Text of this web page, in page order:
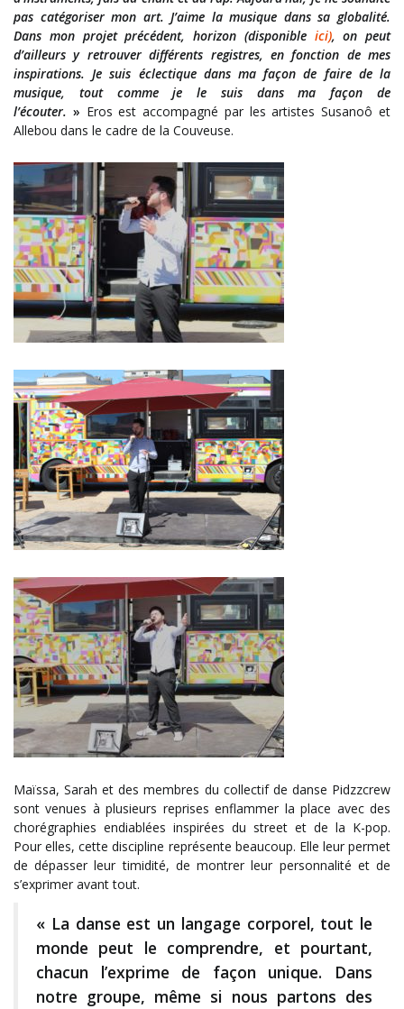
pas catégorisermon art. J’aime la musique dans sa globalité.
Dans mon projet précédent, horizon (disponible ici),on peut
d’ailleurs y retrouver différents registres, en fonction de mes
inspirations.Je suis éclectique dans ma façon de faire de la
musique, tout comme je le suis dans ma façon de
l’écouter. » Eros est accompagné par les artistes Susanoô et
Allebou dans le cadre de la Couveuse.
Maïssa, Sarah et des membres du collectif de danse Pidzzcrew
sont venues à plusieurs reprises enflammer la place avec des
chorégraphies endiablées inspirées du street et de la K-pop.
Pour elles, cette discipline représente beaucoup. Elle leur permet
de dépasser leur timidité, de montrer leur personnalité et de
s’exprimer avant tout.
« La danse est un langage corporel, tout le
monde peut le comprendre, et pourtant,
chacun l’exprime de façon unique. Dans
notre groupe, même si nous partons des